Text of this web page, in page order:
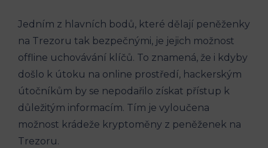
Jedním z hlavních bodů, které dělají peněženky
na Trezoru tak bezpečnými, je jejich možnost
offline uchovávání klíčů. To znamená, že i kdyby
došlo k útoku na online prostředí, hackerským
útočníkům by se nepodařilo získat přístup k
důležitým informacím. Tím je vyloučena
možnost krádeže kryptoměny z peněženek na
Trezoru.